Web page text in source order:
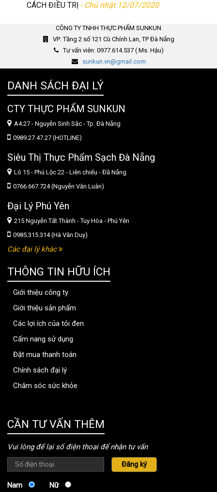
CÁCH ĐIỀU TRỊ - Chủ nhật 12/07/2020
CÔNG TY TNHH THỰC PHẨM SUNKUN
VP: Tầng 2 số 121 Cù Chính Lan, TP Đà Nẵng
Tư vấn viên: 0977.614.537 ( Ms. Hậu)
sunkun.vn@gmail.com
DANH SÁCH ĐẠI LÝ
CTY THỰC PHẨM SUNKUN
A4.27 - Nguyễn Sinh Sắc - Tp. Đà Nẵng
0989.27.47.27 (HOTLINE)
Siêu Thị Thực Phẩm Sạch Đà Nẵng
Lô 15 - Phú Lộc 22 - Liên chiểu - Đầ Nẵng
0766.667.724 (Nguyễn Văn Luân)
Đại Lý Phú Yên
215 Nguyễn Tất Thành - Tuy Hòa - Phú Yên
0985.315.314 (Hà Văn Duy)
Các đại lý khác
THÔNG TIN HỮU ÍCH
Giới thiệu công ty
Giới thiệu sản phẩm
Các lợi ích của tỏi đen
Cẩm nang sử dụng
Đặt mua thanh toán
Chính sách đại lý
Chăm sóc sức khỏe
CẦN TƯ VẤN THÊM
Vui lòng để lại số điện thoại để nhận tư vấn
Nam Nữ